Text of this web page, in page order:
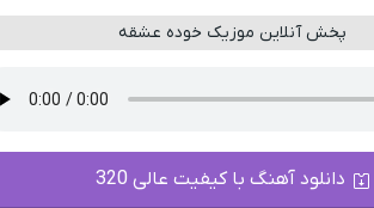
پخش آنلاین موزیک خوده عشقه
دانلود آهنگ با کیفیت عالی 320